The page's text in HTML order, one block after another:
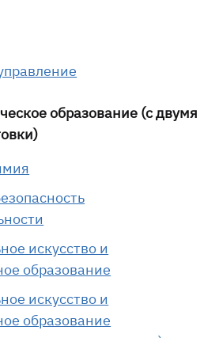
образование (с двумя
искусство и
образование
искусство и
образование